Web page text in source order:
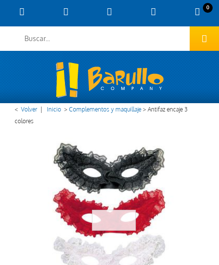
0
< Volver Inicio >Complementos y maquillaje>Antifaz encaje 3
colores